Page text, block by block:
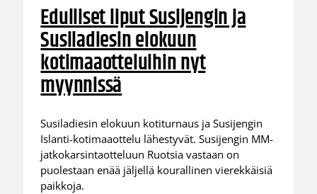
Edulliset liput Susijengin ja
Susiladiesin elokuun
kotimaaotteluihin nyt
myynnissä
Susiladiesin elokuun kotiturnaus ja Susijengin
Islanti-kotimaaottelu lähestyvät. Susijengin MM-
jatkokarsintaotteluun Ruotsia vastaan on
puolestaan enää jäljellä kourallinen vierekkäisiä
paikkoja.